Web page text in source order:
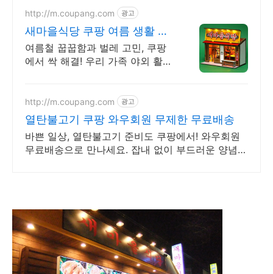
http://m.coupang.com 광고
새마을식당 쿠팡 여름 생활 필
수템
여름철 꿉꿉함과 벌레 고민, 쿠팡
에서 싹 해결! 우리 가족 야외 활동
http://m.coupang.com 광고
열탄불고기 쿠팡 와우회원 무제한 무료배송
바쁜 일상, 열탄불고기 준비도 쿠팡에서! 와우회원
무료배송으로 만나세요. 잡내 없이 부드러운 양념